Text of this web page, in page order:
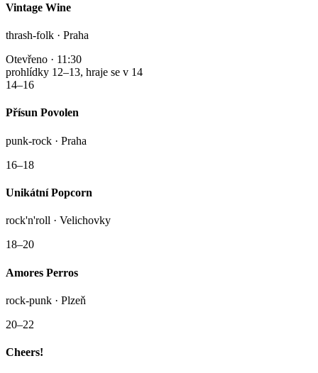
Vintage Wine
thrash-folk · Praha
Otevřeno · 11:30
prohlídky 12–13, hraje se v 14
14–16
Přísun Povolen
punk-rock · Praha
16–18
Unikátní Popcorn
rock'n'roll · Velichovky
18–20
Amores Perros
rock-punk · Plzeň
20–22
Cheers!